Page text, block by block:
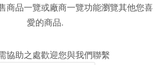
商品一覽或廠商一覽功能瀏覽其他您喜
愛的商品.
協助之處歡迎您與我們聯繫